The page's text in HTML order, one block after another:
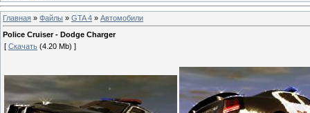
Главная » Файлы » GTA 4 » Автомобили
Police Cruiser - Dodge Charger
[ Скачать (4.20 Mb) ]